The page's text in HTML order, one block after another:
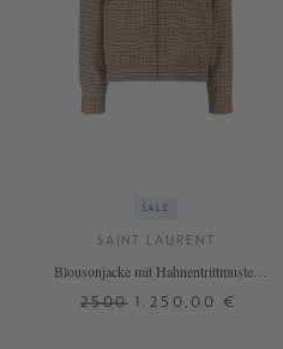
SALE
SAINT LAURENT
Blousonjacke mit Hahnentrittmuster
2500 1.250,00 €